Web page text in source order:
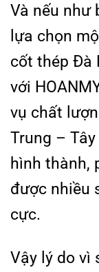
Và nếu như
lựa chọn
cốt thép Đà
với
vụ chất
Trung –
hình thành,
được nhiều
cực.
Vậy lý do vì